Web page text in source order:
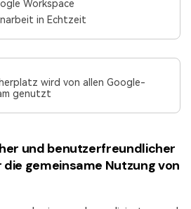
Workspace
in Echtzeit
wird von allen Google-
genutzt
und benutzerfreundlicher
gemeinsame Nutzung von